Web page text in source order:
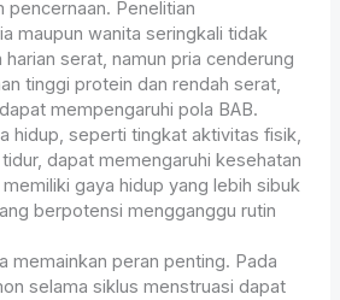
Penelitian
maupun wanita seringkali tidak
serat, namun pria cenderung
tinggi protein dan rendah serat,
mempengaruhi pola BAB.
hidup, seperti tingkat aktivitas fisik,
dapat memengaruhi kesehatan
gaya hidup yang lebih sibuk
berpotensi mengganggu rutin
memainkan peran penting. Pada
selama siklus menstruasi dapat